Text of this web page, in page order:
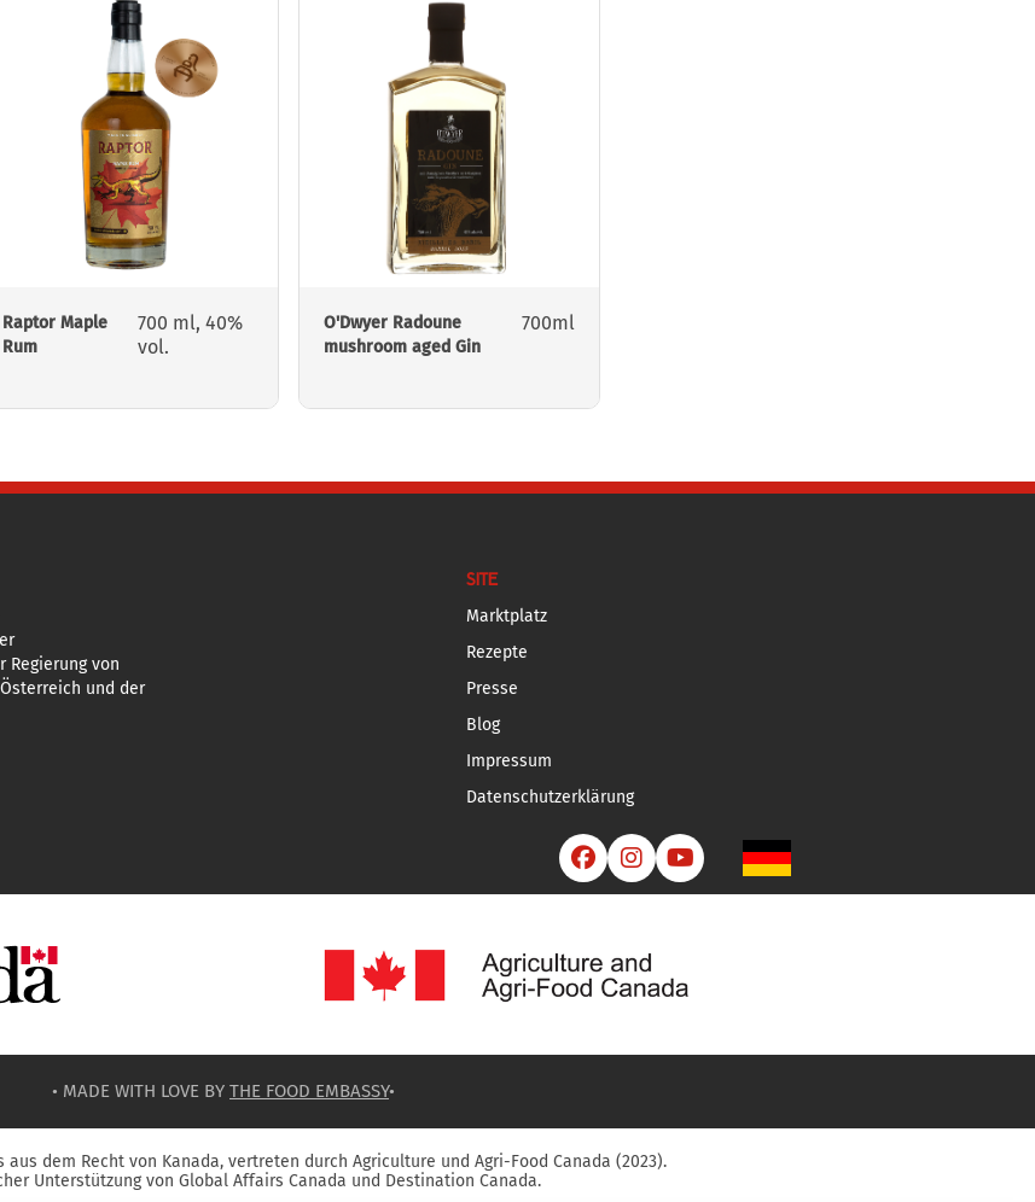
Raptor Maple
Rum
700 ml, 40%
vol.
O'Dwyer Radoune
mushroom aged Gin
700ml
Regierung von
und der
SITE
Marktplatz
Rezepte
Presse
Blog
Impressum
Datenschutzerklärung
  
• MADE WITH LOVE BY THE FOOD EMBASSY•
dem Recht von Kanada, vertreten durch Agriculture und Agri-Food Canada (2023).
Unterstützung von Global Affairs Canada und Destination Canada.